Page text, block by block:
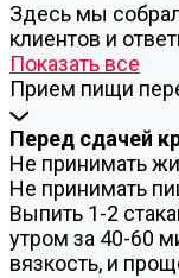
Здесь мы
клиентов и
Показать все
Прием пищи
Перед сдачей
Не принимать
Не принимать
Выпить 1-2
утром за 40-60
вязкость, и